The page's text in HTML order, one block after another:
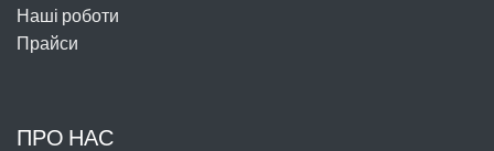
Наші роботи
Прайси
ПРО НАС